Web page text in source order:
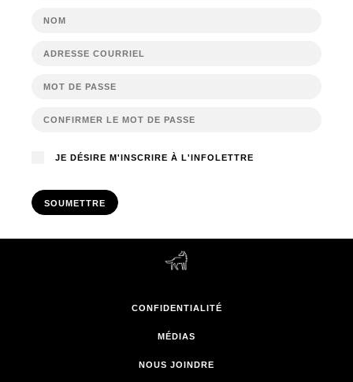
JE DÉSIRE M'INSCRIRE À L'INFOLETTRE
SOUMETTRE
CONFIDENTIALITÉ
MÉDIAS
NOUS JOINDRE